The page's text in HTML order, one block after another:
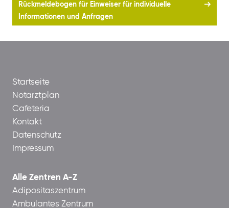
Rückmeldebogen für Einweiser für individuelle
Informationen und Anfragen
Startseite
Notarztplan
Cafeteria
Kontakt
Datenschutz
Impressum
Alle Zentren A-Z
Adipositaszentrum
Ambulantes Zentrum